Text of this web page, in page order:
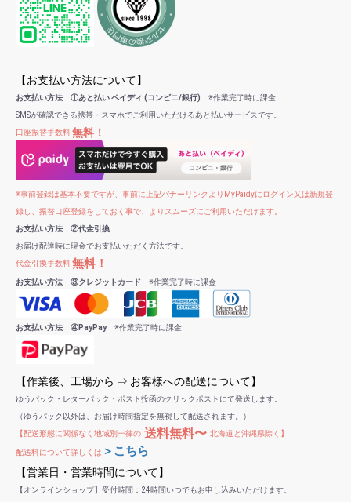
【お支払い方法について】
お支払い方法 ①あと払い ペイディ (コンビニ/銀行) ※作業完了時に課金
SMSが確認できる携帯・スマホでご利用いただけるあと払いサービスです。
口座振替手数料無料！
※事前登録は基本不要ですが、事前に上記バナーリンクよりMyPaidyにログイン又は新規登
録し、振替口座登録をしておく事で、よりスムーズにご利用いただけます。
お支払い方法 ②代金引換
お届け配達時に現金でお支払いただく方法です。
代金引換手数料無料！
お支払い方法 ③クレジットカード ※作業完了時に課金
お支払い方法 ④PayPay※作業完了時に課金
【作業後、工場から ⇒ お客様への配送について】
ゆうパック・レターパック・ポスト投函のクリックポストにて発送します。
（ゆうパック以外は、お届け時間指定を無視して配送されます。）
【配送形態に関係なく地域別一律の 送料無料〜 北海道と沖縄県除く】
配送料について詳しくは ＞こちら
【営業日・営業時間について】
【オンラインショップ】受付時間：24時間いつでもお申し込みいただけます。